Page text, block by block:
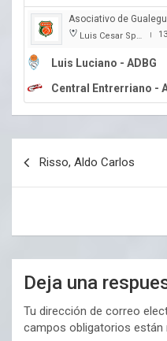
Asociativo de
Luis Cesar Spiazzi |
Luis Luciano - ADBG
Central Entrerriano -
Risso, Aldo Carlos
Deja una
Tu dirección de correo
campos obligatorios están